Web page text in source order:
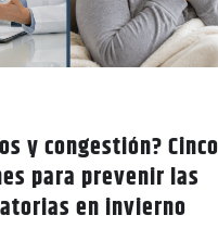
y congestión? Cinco
para prevenir las
en invierno